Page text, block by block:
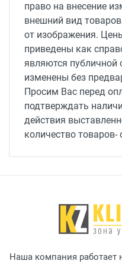
право на внесение
внешний вид
от изображения.
приведены как
являются публичной
изменены без
Просим Вас перед
подтверждать
действия
количество товаров-
Наша компания работает